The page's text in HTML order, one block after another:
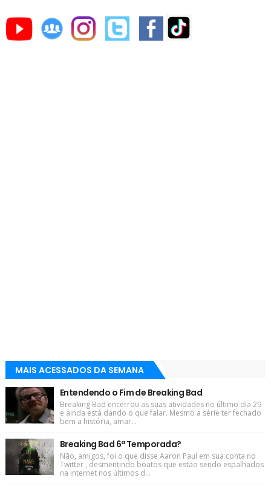
MAIS ACESSADOS DA SEMANA
Entendendo o Fim de Breaking Bad
Breaking Bad encerrou as suas atividades no último dia 29
e ainda está dando o que falar. Mesmo a série ter fechado
bem a história, amar...
Breaking Bad 6ª Temporada?
Não, amigos, foi o que disse Aaron Paul em sua conta no
Twitter , desmentindo boatos que estão sendo espalhados
na internet nos últimos d...